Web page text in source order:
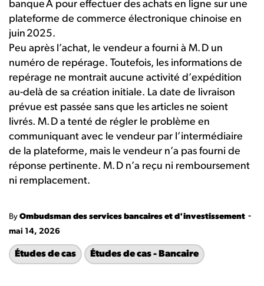
banque A pour effectuer des achats en ligne sur une
plateforme de commerce électronique chinoise en
juin 2025.
Peu après l’achat, le vendeur a fourni à M. D un
numéro de repérage. Toutefois, les informations de
repérage ne montrait aucune activité d’expédition
au-delà de sa création initiale. La date de livraison
prévue est passée sans que les articles ne soient
livrés. M. D a tenté de régler le problème en
communiquant avec le vendeur par l’intermédiaire
de la plateforme, mais le vendeur n’a pas fourni de
réponse pertinente. M. D n’a reçu ni remboursement
ni remplacement.
By Ombudsman des services bancaires et d'investissement -
mai 14, 2026
Études de cas Études de cas - Bancaire